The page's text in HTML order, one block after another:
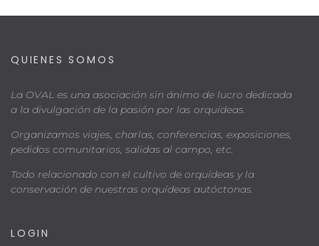
QUIENES SOMOS
La OVAL es una asociación sin ánimo de lucro dedicada
a la divulgación de la pasión por las orquídeas.
Organizamos viajes, charlas, conferencias, exposiciones,
pedidos comunitarios, salidas al campo, etc.
Todo relacionado con el cultivo de orquídeas y la
conservación de nuestras orquídeas autóctonas.
LOGIN